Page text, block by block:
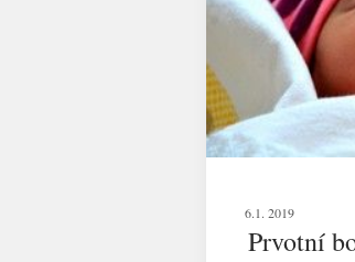
6.1. 2019
Prvotní